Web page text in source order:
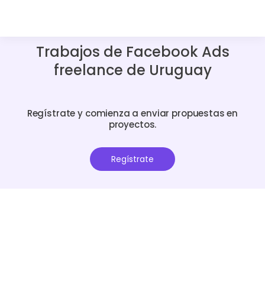
Trabajos de Facebook Ads
freelance de Uruguay
Regístrate y comienza a enviar propuestas en
proyectos.
Regístrate